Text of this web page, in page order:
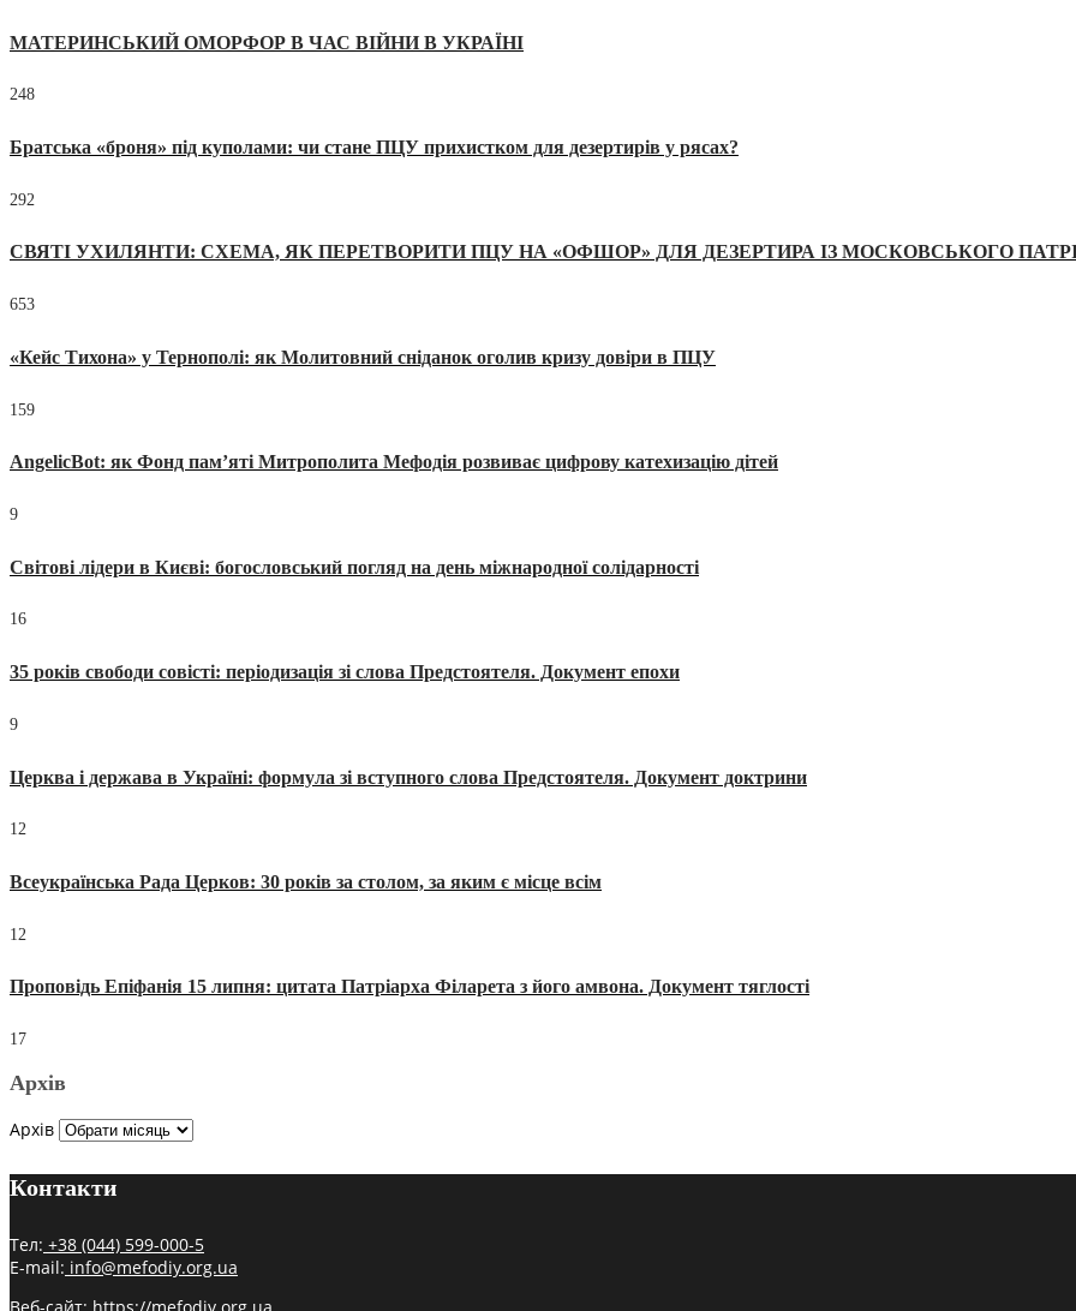
МАТЕРИНСЬКИЙ ОМОРФОР В ЧАС ВІЙНИ В УКРАЇНІ
248
Братська «броня» під куполами: чи стане ПЦУ прихистком для дезертирів у рясах?
292
СВЯТІ УХИЛЯНТИ: СХЕМА, ЯК ПЕРЕТВОРИТИ ПЦУ НА «ОФШОР» ДЛЯ ДЕЗЕРТИРА ІЗ МОСКОВСЬКОГО
653
«Кейс Тихона» у Тернополі: як Молитовний сніданок оголив кризу довіри в ПЦУ
159
AngelicBot: як Фонд пам’яті Митрополита Мефодія розвиває цифрову катехизацію дітей
9
Світові лідери в Києві: богословський погляд на день міжнародної солідарності
16
35 років свободи совісті: періодизація зі слова Предстоятеля. Документ епохи
9
Церква і держава в Україні: формула зі вступного слова Предстоятеля. Документ доктрини
12
Всеукраїнська Рада Церков: 30 років за столом, за яким є місце всім
12
Проповідь Епіфанія 15 липня: цитата Патріарха Філарета з його амвона. Документ тяглості
17
Архів
Архів
Контакти
Тел: +38 (044) 599-000-5
E-mail: info@mefodiy.org.ua